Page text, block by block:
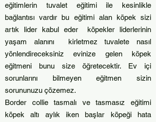
eğitimlerin tuvalet eğitimi ile kesinlikle
bağlantısı vardır bu eğitimi alan köpek sizi
artık lider kabul eder köpekler liderlerinin
yaşam alanını kirletmez tuvalete nasıl
yönlendireceksiniz evinize gelen köpek
eğitmeni bunu size öğretecektir. Ev içi
sorunlarını bilmeyen eğitmen sizin
sorununuzu çözemez.
Border collie tasmalı ve tasmasız eğitimi
köpek altı aylık iken başlar köpeği hata